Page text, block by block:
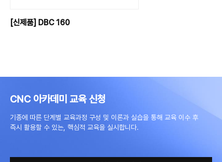
[신제품] DBC 160
CNC 아카데미 교육 신청
기종에 따른 단계별 교육과정 구성 및 이론과 실습을 통해 교육 이수 후
즉시 활용할 수 있는, 핵심적 교육을 실시합니다.